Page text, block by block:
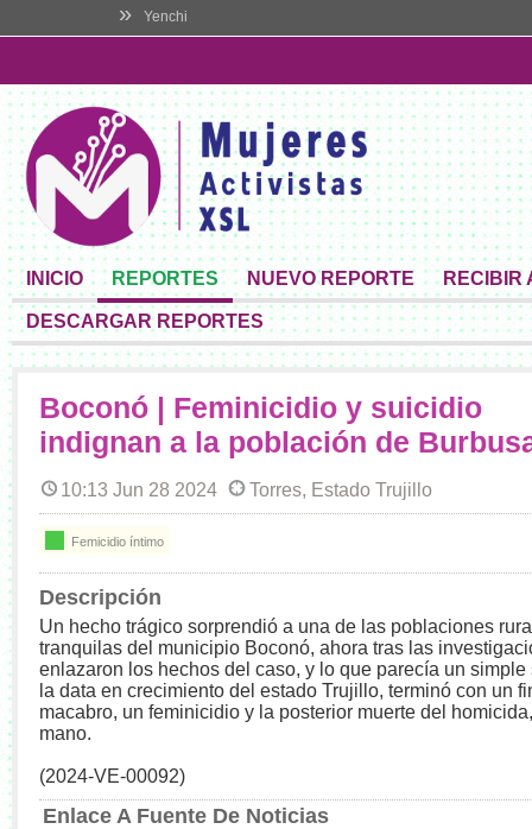
» Yenchi
INICIO REPORTES NUEVO REPORTE RECIBIR
DESCARGAR REPORTES
Boconó | Feminicidio y suicidio
indignan a la población de
10:13 Jun 28 2024 Torres, Estado Trujillo
Femicidio íntimo
Descripción
Un hecho trágico sorprendió a una de las poblaciones
tranquilas del municipio Boconó, ahora tras las
enlazaron los hechos del caso, y lo que parecía un
la data en crecimiento del estado Trujillo, terminó con un
macabro, un feminicidio y la posterior muerte del
mano.
(2024-VE-00092)
Enlace A Fuente De Noticias